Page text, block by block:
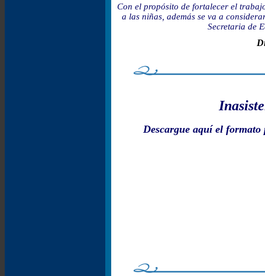
Con el propósito de fortalecer el
a las niñas, además se va a
Secretaria de
Descargue aquí el formato